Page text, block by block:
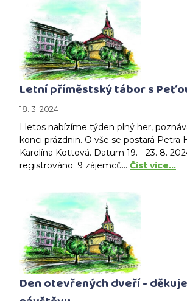
Letní příměstský tábor s
18. 3. 2024
I letos nabízíme týden plný her,
konci prázdnin. O vše se postará Petra
Karolína Kottová. Datum 19. - 23. 8.
registrováno: 9 zájemců... Číst více…
Den otevřených dveří -